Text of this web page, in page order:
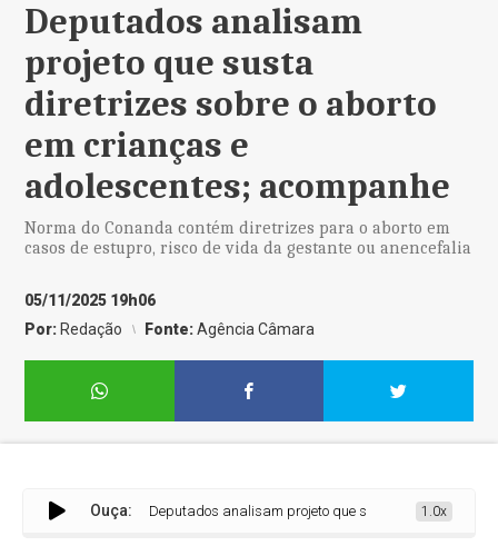
Deputados analisam
projeto que susta
diretrizes sobre o aborto
em crianças e
adolescentes; acompanhe
Norma do Conanda contém diretrizes para o aborto em
casos de estupro, risco de vida da gestante ou anencefalia
05/11/2025 19h06
Por: Redação Fonte:Agência Câmara
Ouça:Deputados analisam projeto que susta diretrizes sobre o
1.0x